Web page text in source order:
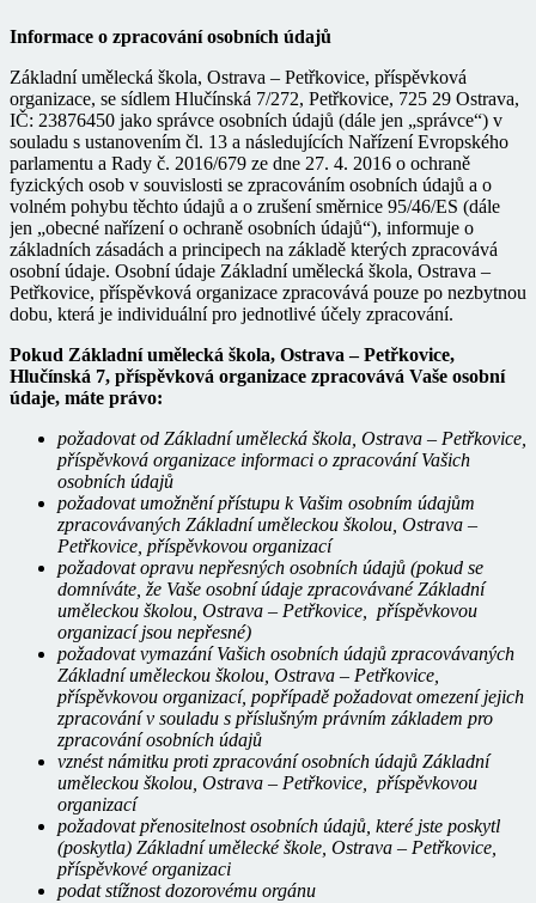
Informace o zpracování osobních údajů
Základní umělecká škola, Ostrava – Petřkovice, příspěvková
organizace, se sídlem Hlučínská 7/272, Petřkovice, 725 29 Ostrava,
IČ: 23876450 jako správce osobních údajů (dále jen „správce“) v
souladu s ustanovením čl. 13 a následujících Nařízení Evropského
parlamentu a Rady č. 2016/679 ze dne 27. 4. 2016 o ochraně
fyzických osob v souvislosti se zpracováním osobních údajů a o
volném pohybu těchto údajů a o zrušení směrnice 95/46/ES (dále
jen „obecné nařízení o ochraně osobních údajů“), informuje o
základních zásadách a principech na základě kterých zpracovává
osobní údaje. Osobní údaje Základní umělecká škola, Ostrava –
Petřkovice, příspěvková organizace zpracovává pouze po nezbytnou
dobu, která je individuální pro jednotlivé účely zpracování.
Pokud Základní umělecká škola, Ostrava – Petřkovice,
Hlučínská 7, příspěvková organizace zpracovává Vaše osobní
údaje, máte právo:
požadovat od Základní umělecká škola, Ostrava – Petřkovice,
příspěvková organizace informaci o zpracování Vašich
osobních údajů
požadovat umožnění přístupu k Vašim osobním údajům
zpracovávaných Základní uměleckou školou, Ostrava –
Petřkovice, příspěvkovou organizací
požadovat opravu nepřesných osobních údajů (pokud se
domníváte, že Vaše osobní údaje zpracovávané Základní
uměleckou školou, Ostrava – Petřkovice, příspěvkovou
organizací jsou nepřesné)
požadovat vymazání Vašich osobních údajů zpracovávaných
Základní uměleckou školou, Ostrava – Petřkovice,
příspěvkovou organizací, popřípadě požadovat omezení jejich
zpracování v souladu s příslušným právním základem pro
zpracování osobních údajů
vznést námitku proti zpracování osobních údajů Základní
uměleckou školou, Ostrava – Petřkovice, příspěvkovou
organizací
požadovat přenositelnost osobních údajů, které jste poskytl
(poskytla) Základní umělecké škole, Ostrava – Petřkovice,
příspěvkové organizaci
podat stížnost dozorovému orgánu